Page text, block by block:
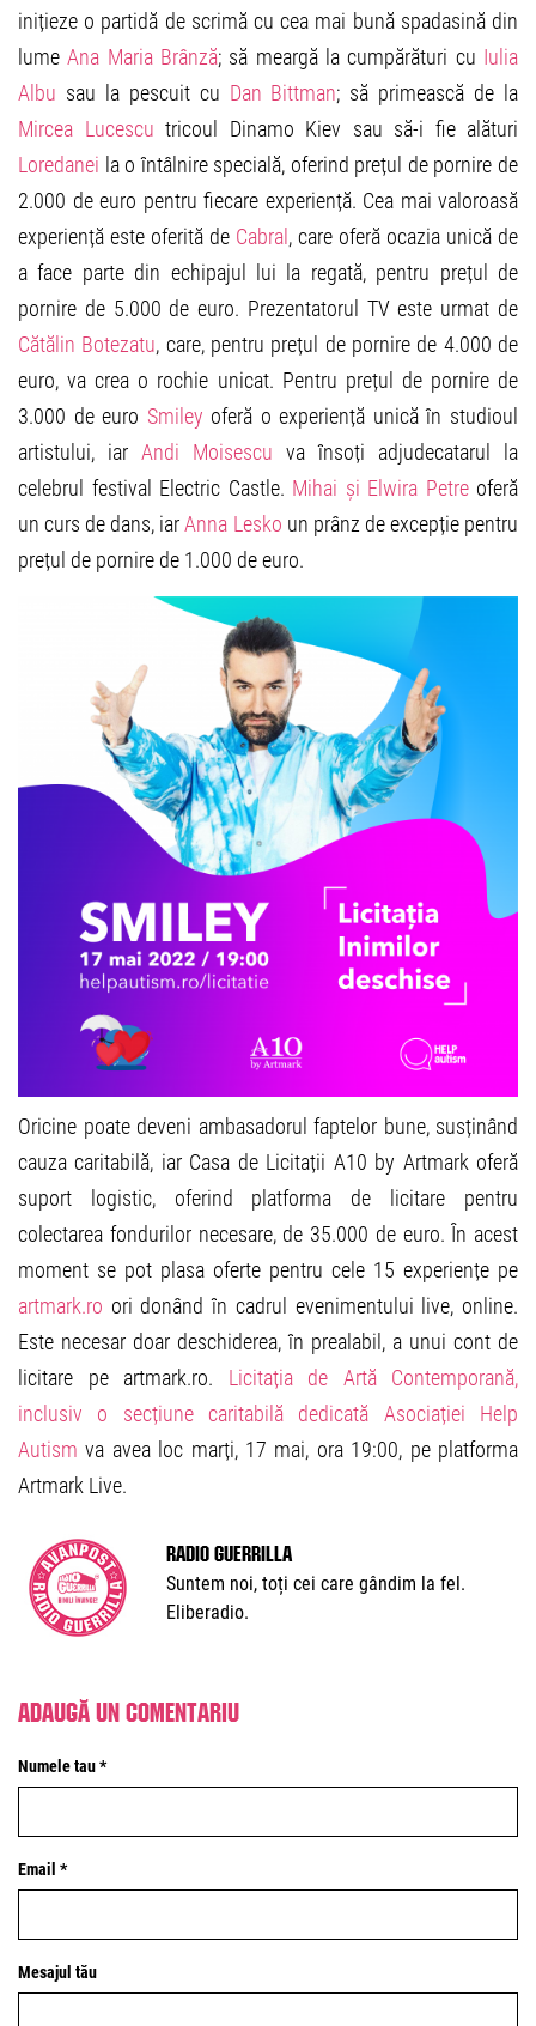
inițieze o partidă de scrimă cu cea mai bună spadasină din
lumeAna Maria Brânză; să meargă la cumpărături cu Iulia
Albu sau la pescuit cu Dan Bittman; să primească de la
Mircea Lucescu tricoul Dinamo Kiev sau să-i fie alături
Loredanei la o întâlnire specială, oferind prețul de pornire de
2.000 de euro pentru fiecare experiență. Cea mai valoroasă
experiență este oferită de Cabral, care oferă ocazia unică de
a face parte din echipajul lui la regată, pentru prețul de
pornire de 5.000 de euro. Prezentatorul TV este urmat de
Cătălin Botezatu, care, pentru prețul de pornire de 4.000 de
euro, va crea o rochie unicat. Pentru prețul de pornire de
3.000 de euro Smiley oferă o experiență unică în studioul
artistului, iar Andi Moisescu va însoți adjudecatarul la
celebrul festival Electric Castle. Mihai și Elwira Petreoferă
un curs de dans, iarAnna Lesko un prânz de excepție pentru
prețul de pornire de 1.000 de euro.
Oricine poate deveni ambasadorul faptelor bune, susținând
cauza caritabilă, iar Casa de Licitații A10 by Artmark oferă
suport logistic, oferind platforma de licitare pentru
colectarea fondurilor necesare, de 35.000 de euro. În acest
moment se pot plasa oferte pentru cele 15 experiențe pe
artmark.ro ori donând în cadrul evenimentului live, online.
Este necesar doar deschiderea, în prealabil, a unui cont de
licitare pe artmark.ro. Licitația de Artă Contemporană,
inclusiv o secțiune caritabilă dedicată Asociației Help
Autism va avea loc marți, 17 mai, ora 19:00, pe platforma
Artmark Live.
Radio Guerrilla
Suntem noi, toți cei care gândim la fel.
Eliberadio.
Adaugă un comentariu
Numele tau *
Email *
Mesajul tău